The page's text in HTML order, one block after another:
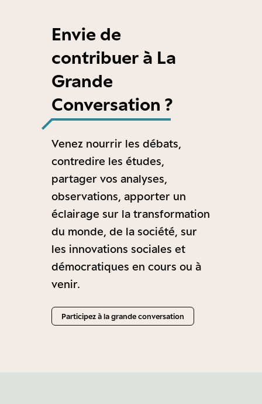
Envie de
contribuer à La
Grande
Conversation ?
Venez nourrir les débats,
contredire les études,
partager vos analyses,
observations, apporter un
éclairage sur la transformation
du monde, de la société, sur
les innovations sociales et
démocratiques en cours ou à
venir.
Participez à la grande conversation